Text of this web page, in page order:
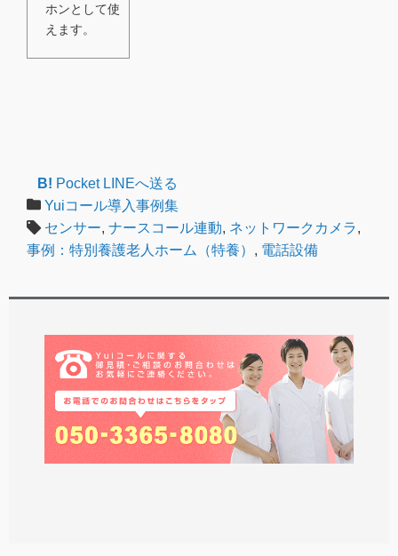
ホンとして使
えます。
B! Pocket LINEへ送る
Yuiコール導入事例集
センサー, ナースコール連動, ネットワークカメラ,
事例：特別養護老人ホーム（特養） , 電話設備